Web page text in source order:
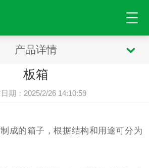
产品详情
板箱
期：2025/2/26 14:10:59
成的箱子，根据结构和用途可分为